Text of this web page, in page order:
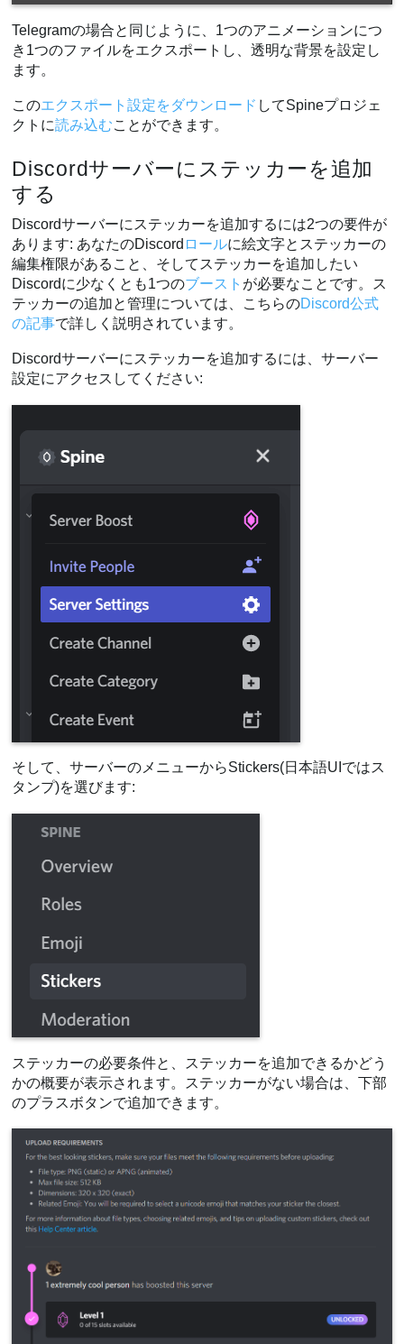
Telegramの場合と同じように、1つのアニメーションにつ
き1つのファイルをエクスポートし、透明な背景を設定し
ます。
このエクスポート設定をダウンロード してSpineプロジェ
クトに読み込むことができます。
Discordサーバーにステッカーを追加
する
Discordサーバーにステッカーを追加するには2つの要件が
あります: あなたのDiscord ロールに絵文字とステッカーの
編集権限があること、そしてステッカーを追加したい
Discordに少なくとも1つのブースト が必要なことです。ス
テッカーの追加と管理については、こちらのDiscord公式
の記事で詳しく説明されています。
Discordサーバーにステッカーを追加するには、サーバー
設定にアクセスしてください:
そして、サーバーのメニューからStickers(日本語UIではス
タンプ)を選びます:
ステッカーの必要条件と、ステッカーを追加できるかどう
かの概要が表示されます。ステッカーがない場合は、下部
のプラスボタンで追加できます。